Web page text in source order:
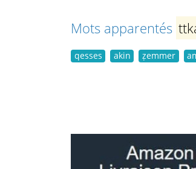
Mots apparentés
qesses akin ẓemmer